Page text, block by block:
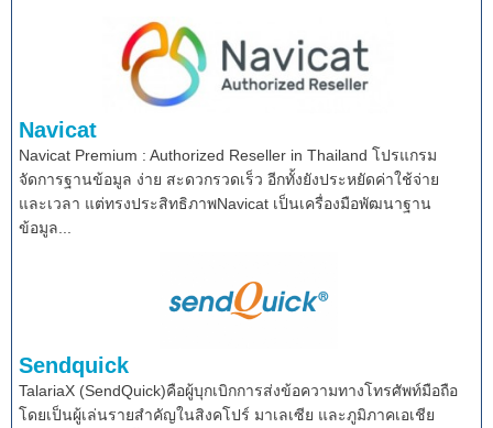
Navicat
Navicat Premium : Authorized Reseller in Thailand โปรแกรม
จัดการฐานข้อมูล ง่าย สะดวกรวดเร็ว อีกทั้งยังประหยัดค่าใช้จ่าย
และเวลา แต่ทรงประสิทธิภาพNavicat เป็นเครื่องมือพัฒนาฐาน
ข้อมูล...
Sendquick
TalariaX (SendQuick)คือผู้บุกเบิกการส่งข้อความทางโทรศัพท์มือถือ
โดยเป็นผู้เล่นรายสำคัญในสิงคโปร์ มาเลเซีย และภูมิภาคเอเชีย